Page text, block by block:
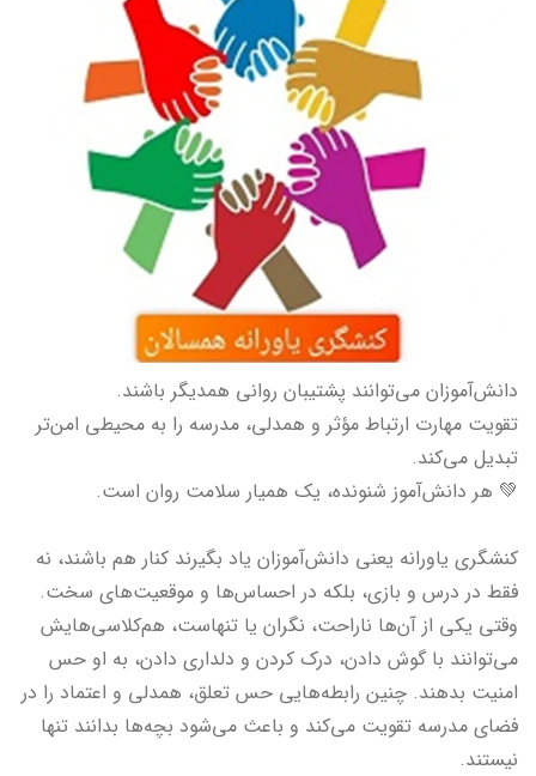
دانش‌آموزان می‌توانند پشتیبان روانی همدیگر باشند.
تقویت مهارت ارتباط مؤثر و همدلی، مدرسه را به محیطی امن‌تر
تبدیل می‌کند.
💚 هر دانش‌آموز شنونده، یک همیار سلامت روان است.
کنشگری یاورانه یعنی دانش‌آموزان یاد بگیرند کنار هم باشند، نه
فقط در درس و بازی، بلکه در احساس‌ها و موقعیت‌های سخت.
وقتی یکی از آن‌ها ناراحت، نگران یا تنهاست، هم‌کلاسی‌هایش
می‌توانند با گوش دادن، درک کردن و دلداری دادن، به او حس
امنیت بدهند. چنین رابطه‌هایی حس تعلق، همدلی و اعتماد را در
فضای مدرسه تقویت می‌کند و باعث می‌شود بچه‌ها بدانند تنها
نیستند.